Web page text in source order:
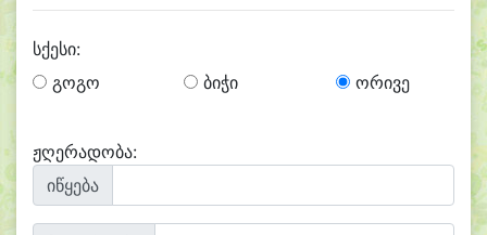
სქესი:
გოგო
ბიჭი ორივე
ჟღერადობა:
იწყება